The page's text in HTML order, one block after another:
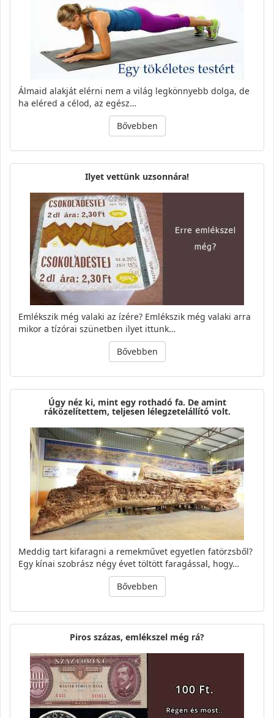
Álmaid alakját elérni nem a világ legkönnyebb dolga, de
ha eléred a célod, az egész…
Bővebben
Ilyet vettünk uzsonnára!
Emlékszik még valaki az ízére? Emlékszik még valaki arra
mikor a tízórai szünetben ilyet ittunk…
Bővebben
Úgy néz ki, mint egy rothadó fa. De amint
ráközelítettem, teljesen lélegzetelállító volt.
Meddig tart kifaragni a remekművet egyetlen fatörzsből?
Egy kínai szobrász négy évet töltött faragással, hogy…
Bővebben
Piros százas, emlékszel még rá?